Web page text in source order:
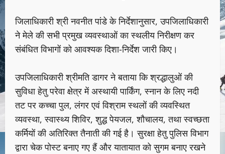
जिलाधिकारी श्री नवनीत पांडे के निर्देशानुसार, उपजिलाधिकारी
ने मेले की सभी प्रमुख व्यवस्थाओं का स्थलीय निरीक्षण कर
संबंधित विभागों को आवश्यक दिशा-निर्देश जारी किए।
उपजिलाधिकारी श्रीमति डागर ने बताया कि श्रद्धालुओं की
सुविधा हेतु परेवा क्षेत्र में अस्थायी पार्किंग, स्नान के लिए नदी
तट पर कच्चा पुल, लंगर एवं विश्राम स्थलों की व्यवस्थित
व्यवस्था, स्वास्थ्य शिविर, शुद्ध पेयजल, शौचालय, तथा स्वच्छता
कर्मियों की अतिरिक्त तैनाती की गई है। सुरक्षा हेतु पुलिस विभाग
द्वारा चेक पोस्ट बनाए गए हैं और यातायात को सुगम बनाए रखने